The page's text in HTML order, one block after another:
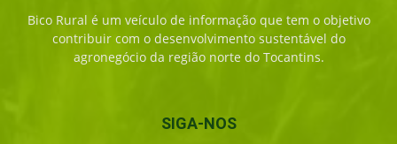
Bico Rural é um veículo de informação que tem o objetivo
contribuir com o desenvolvimento sustentável do
agronegócio da região norte do Tocantins.
SIGA-NOS